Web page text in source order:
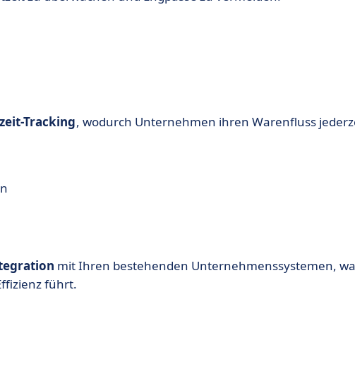
Tracking, wodurch Unternehmen ihren Warenfluss
mit Ihren bestehenden Unternehmenssystemen,
führt.